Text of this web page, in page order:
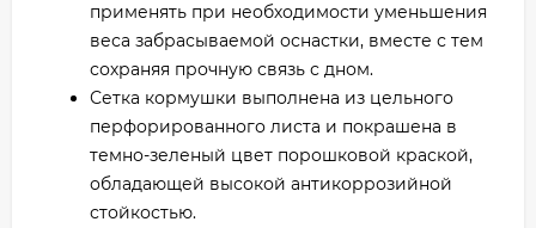
применять при необходимости уменьшения
веса забрасываемой оснастки, вместе с тем
сохраняя прочную связь с дном.
Сетка кормушки выполнена из цельного
перфорированного листа и покрашена в
темно-зеленый цвет порошковой краской,
обладающей высокой антикоррозийной
стойкостью.